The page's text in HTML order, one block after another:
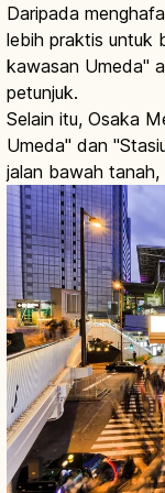
Daripada
lebih praktis untuk
kawasan Umeda"
petunjuk.
Selain itu, Osaka
Umeda" dan
jalan bawah tanah,